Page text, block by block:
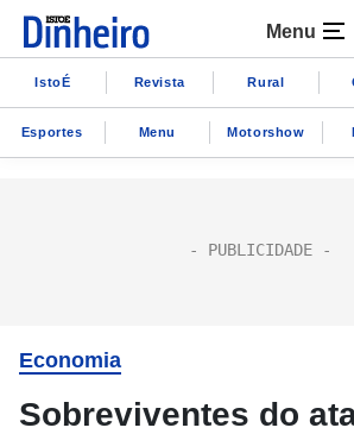
Menu
IstoÉ Revista Rural
Esportes Menu Motorshow
Economia
Sobreviventes do